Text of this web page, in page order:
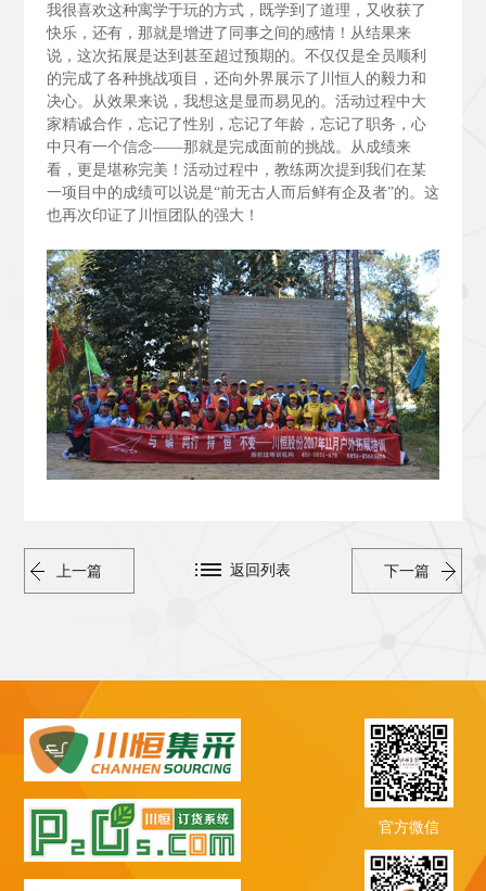
我很喜欢这种寓学于玩的方式，既学到了道理，又收获了
快乐，还有，那就是增进了同事之间的感情！从结果来
说，这次拓展是达到甚至超过预期的。不仅仅是全员顺利
的完成了各种挑战项目，还向外界展示了川恒人的毅力和
决心。从效果来说，我想这是显而易见的。活动过程中大
家精诚合作，忘记了性别，忘记了年龄，忘记了职务，心
中只有一个信念——那就是完成面前的挑战。从成绩来
看，更是堪称完美！活动过程中，教练两次提到我们在某
一项目中的成绩可以说是“前无古人而后鲜有企及者”的。这
也再次印证了川恒团队的强大！
上一篇 下一篇
返回列表
官方微信